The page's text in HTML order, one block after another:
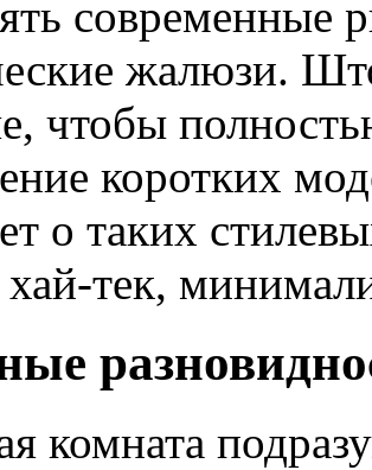
современные
жалюзи.
чтобы
коротких
о таких
хай-тек,
комната